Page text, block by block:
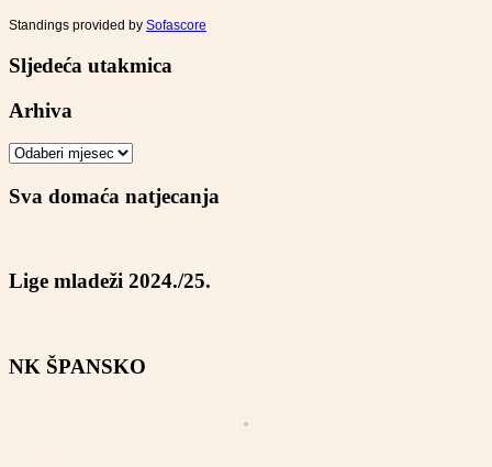
Standings provided by Sofascore
Sljedeća utakmica
Arhiva
Arhiva
Sva domaća natjecanja
Lige mladeži 2024./25.
NK ŠPANSKO